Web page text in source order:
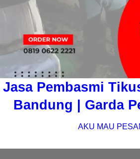
Jasa Pembasmi
Bandung | Garda
AKU MAU